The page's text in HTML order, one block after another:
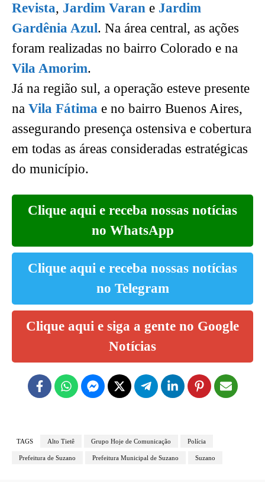
Revista, Jardim Varan e Jardim
Gardênia Azul. Na área central, as ações
foram realizadas no bairro Colorado e na
Vila Amorim.
Já na região sul, a operação esteve presente
na Vila Fátima e no bairro Buenos Aires,
assegurando presença ostensiva e cobertura
em todas as áreas consideradas estratégicas
do município.
Clique aqui e receba nossas notícias
no WhatsApp
Clique aqui e receba nossas notícias
no Telegram
Clique aqui e siga a gente no Google
Notícias
TAGS Alto Tietê Grupo Hoje de Comunicação Polícia
Prefeitura de Suzano Prefeitura Municipal de Suzano Suzano